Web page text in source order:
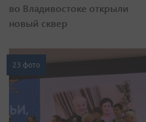
во Владивостоке открыли
новый сквер
23 фото